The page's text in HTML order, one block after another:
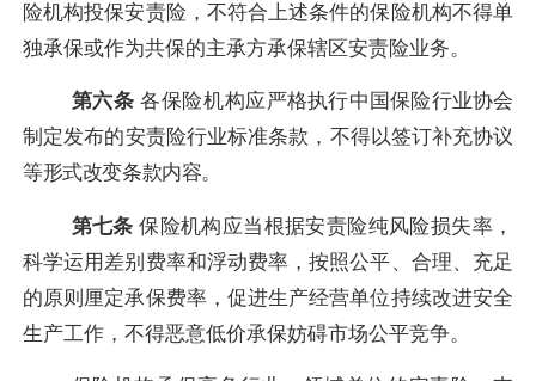
险机构投保安责险，不符合上述条件的保险机构不得单
独承保或作为共保的主承方承保辖区安责险业务。
第六条 各保险机构应严格执行中国保险行业协会
制定发布的安责险行业标准条款，不得以签订补充协议
等形式改变条款内容。
第七条 保险机构应当根据安责险纯风险损失率，
科学运用差别费率和浮动费率，按照公平、合理、充足
的原则厘定承保费率，促进生产经营单位持续改进安全
生产工作，不得恶意低价承保妨碍市场公平竞争。